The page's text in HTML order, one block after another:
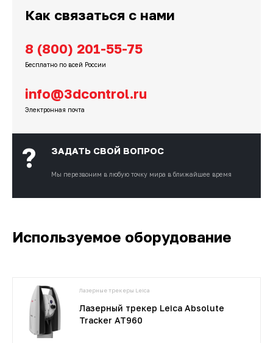
Как связаться с нами
8 (800) 201-55-75
Бесплатно по всей России
info@3dcontrol.ru
Электронная почта
? ЗАДАТЬ СВОЙ ВОПРОС
Мы перезвоним в любую точку мира в ближайшее время
Используемое оборудование
Лазерные трекеры Leica
Лазерный трекер Leica Absolute
Tracker AT960